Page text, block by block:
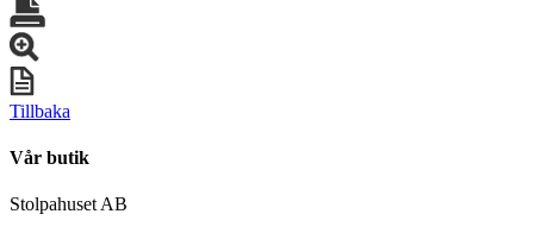
Tillbaka
Vår butik
Stolpahuset AB